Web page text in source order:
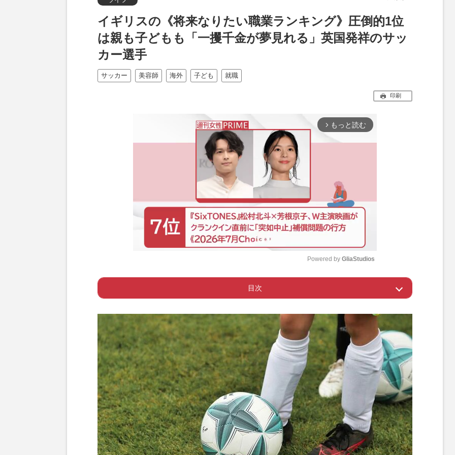
イギリスの《将来なりたい職業ランキング》圧倒的1位
は親も子どもも「一攫千金が夢見れる」英国発祥のサッ
カー選手
サッカー 美容師 海外 子ども 就職
印刷
arrow_forward_ios もっと読む
t
e
Powered by GliaStudios
目次
Page 1 ー イギリス人の“なりたい職業”